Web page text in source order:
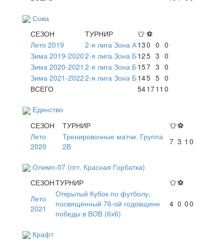
Сова
СЕЗОН
ТУРНИР 👕 ⚽
Лето 2019
2-я лига Зона А130 0 0
Зима 2019-20202-я лига Зона Б125 3 0
Зима 2020-2021 2-я лига Зона Б157 3 0
Зима 2021-20222-я лига Зона Б145 5 0
ВСЕГО
541711 0
Единство
СЕЗОН
ТУРНИР 👕⚽
Лето
2020
Тренировочные матчи. Группа
2В
7 3 1 0
Олимп-07 (пгт. Красная Горбатка)
СЕЗОНТУРНИР 👕⚽
Лето
2021
Открытый Кубок по футболу,
посвящённый 76-ой годовщине
победы в ВОВ (6х6)
4 0 00
Крафт